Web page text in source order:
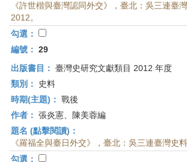
《許世楷與臺灣認同外交》，臺北：吳三連臺
2012。
勾選：
編號： 29
出版書目： 臺灣史研究文獻類目 2012 年度
類別：
史料
時期(主題)： 戰後
作者： 張炎憲、陳美蓉編
題名 (點擊閱讀)：
《羅福全與臺日外交》，臺北：吳三連臺灣史
勾選：